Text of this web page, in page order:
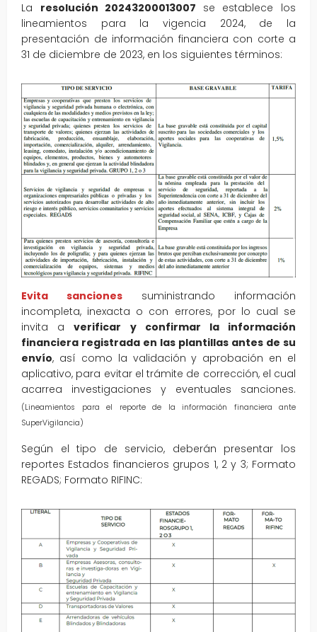
La resolución 20243200013007 se establece los
lineamientos para la vigencia 2024, de la
presentación de información financiera con corte a
31 de diciembre de 2023, en los siguientes términos:
Evita sanciones suministrando información
incompleta, inexacta o con errores, por lo cual se
invita averificar y confirmar la información
financiera registrada en las plantillas antes de su
envío, así como la validación y aprobación en el
aplicativo, para evitar el trámite de corrección, el cual
acarrea investigaciones y eventuales sanciones.
(Lineamientos para el reporte de la información financiera ante
SuperVigilancia)
Según el tipo de servicio, deberán presentar los
reportes Estados financieros grupos 1, 2 y 3; Formato
REGADS; Formato RIFINC: